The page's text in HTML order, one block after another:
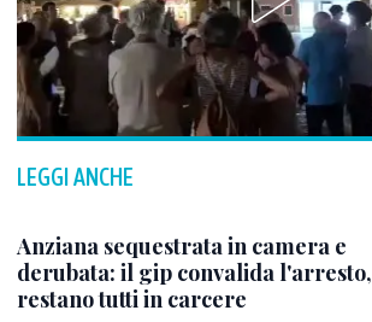
LEGGI ANCHE
Anziana sequestrata in camera e
derubata: il gip convalida l'arresto,
restano tutti in carcere